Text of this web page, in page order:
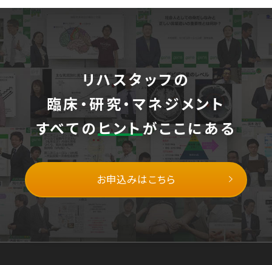
リハスタッフの
臨床・研究・マネジメント
すべてのヒントがここにある
お申込みはこちら